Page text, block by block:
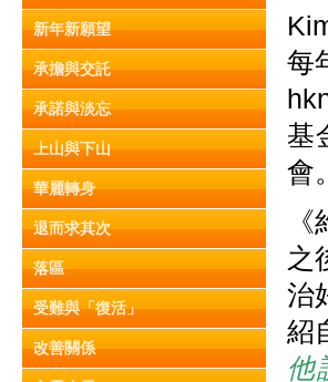
新年新願望
承擔與交託
承諾與淡忘
上山與下山
華麗轉身
退而求其次
落區
受難與「復活」
改善關係
每
基
會
之
治
紹
他